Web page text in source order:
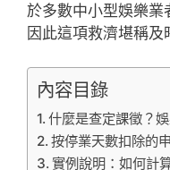
於多數中小型娛樂業
因此這項救濟堪稱及
內容目錄
什麼是查定課徵？
按停業天數扣除的
實例說明：如何計